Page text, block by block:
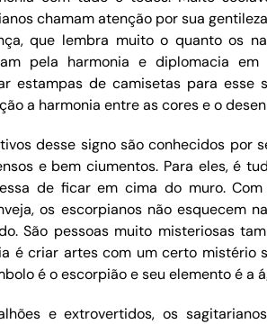
chamam atenção por sua
que lembra muito o quanto os
pela harmonia e diplomacia em
estampas de camisetas para esse
a harmonia entre as cores e o
desse signo são conhecidos por
e bem ciumentos. Para eles, é
de ficar em cima do muro. Com
os escorpianos não esquecem
São pessoas muito misteriosas
é criar artes com um certo mistério
é o escorpião e seu elemento é a
e extrovertidos, os